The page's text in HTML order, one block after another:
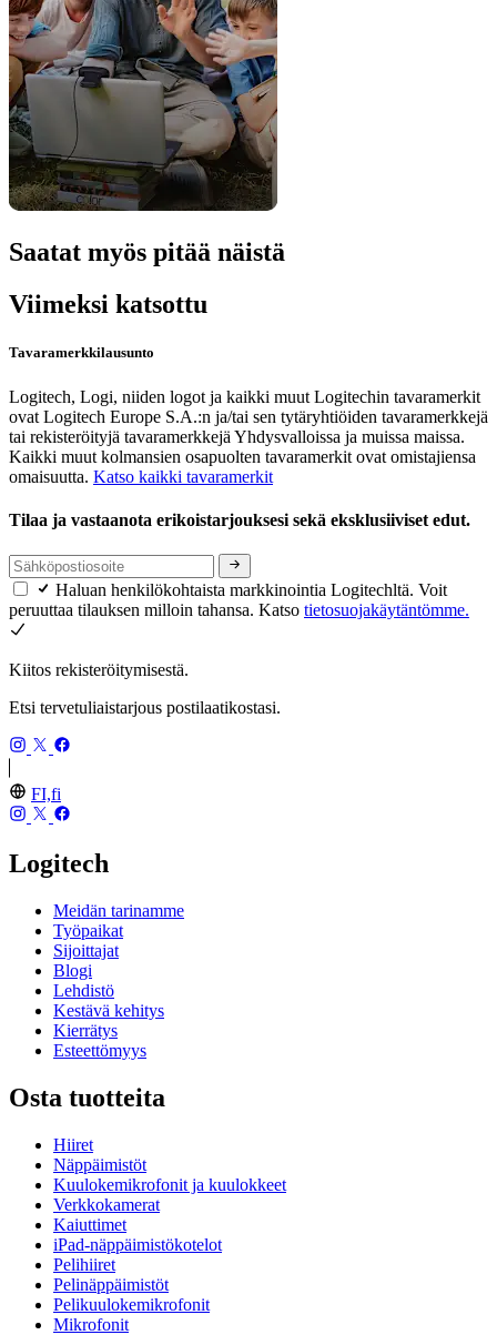
Saatat myös pitää näistä
Viimeksi katsottu
Tavaramerkkilausunto
Logitech, Logi, niiden logot ja kaikki muut Logitechin tavaramerkit
ovat Logitech Europe S.A.:n ja/tai sen tytäryhtiöiden tavaramerkkejä
tai rekisteröityjä tavaramerkkejä Yhdysvalloissa ja muissa maissa.
Kaikki muut kolmansien osapuolten tavaramerkit ovat omistajiensa
omaisuutta. Katso kaikki tavaramerkit
Tilaa ja vastaanota erikoistarjouksesi sekä eksklusiiviset edut.
Haluan henkilökohtaista markkinointia Logitechltä. Voit
peruuttaa tilauksen milloin tahansa. Katso tietosuojakäytäntömme.
Kiitos rekisteröitymisestä.
Etsi tervetuliaistarjous postilaatikostasi.
FI,fi
Logitech
Meidän tarinamme
Työpaikat
Sijoittajat
Blogi
Lehdistö
Kestävä kehitys
Kierrätys
Esteettömyys
Osta tuotteita
Hiiret
Näppäimistöt
Kuulokemikrofonit ja kuulokkeet
Verkkokamerat
Kaiuttimet
iPad-näppäimistökotelot
Pelihiiret
Pelinäppäimistöt
Pelikuulokemikrofonit
Mikrofonit